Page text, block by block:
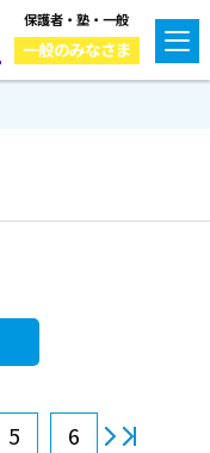
保護者・塾・一般
一般のみなさま
5 6